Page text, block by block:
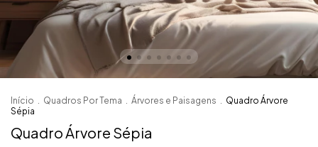
Início . Quadros Por Tema . Árvores e Paisagens . Quadro Árvore
Sépia
Quadro Árvore Sépia